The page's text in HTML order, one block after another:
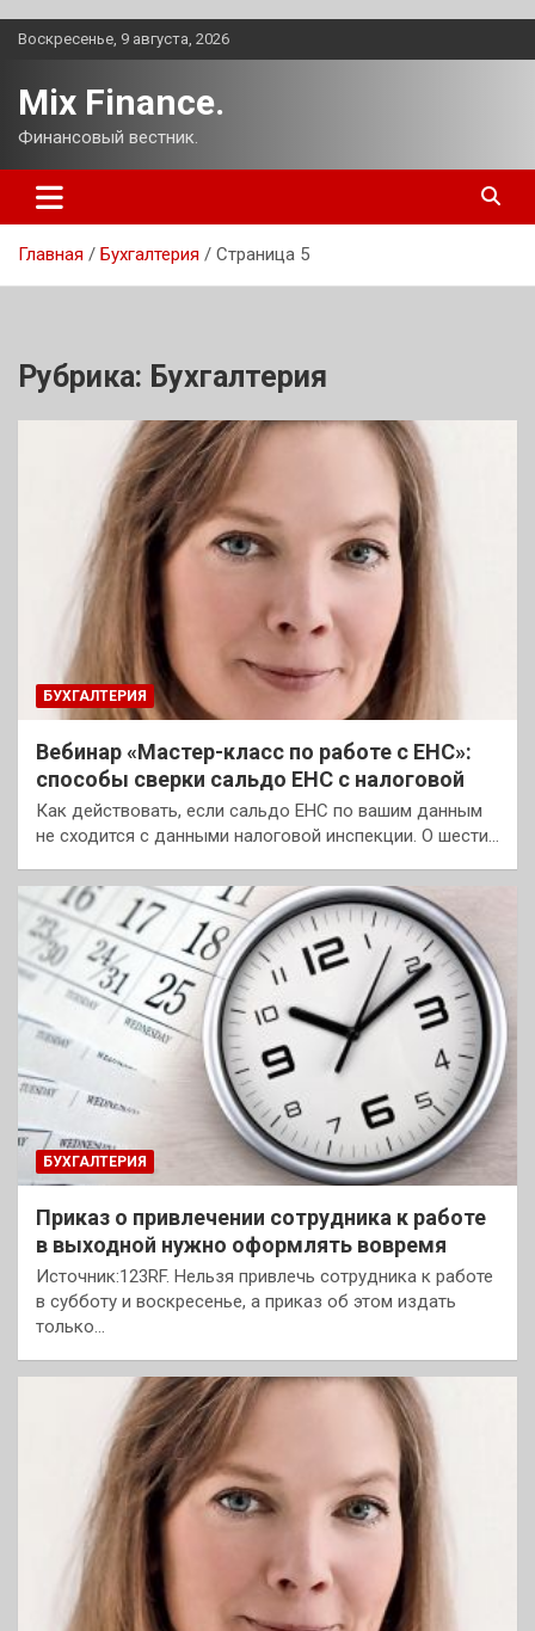
Перейти
Воскресенье, 9 августа, 2026
Mix Finance.
Финансовый вестник.
Главная Бухгалтерия Страница 5
Рубрика: Бухгалтерия
БУХГАЛТЕРИЯ
Вебинар «Мастер-класс по работе с ЕНС»:
способы сверки сальдо ЕНС с налоговой
Как действовать, если сальдо ЕНС по вашим данным
не сходится с данными налоговой инспекции. О шести…
БУХГАЛТЕРИЯ
Приказ о привлечении сотрудника к работе
в выходной нужно оформлять вовремя
Источник:123RF. Нельзя привлечь сотрудника к работе
в субботу и воскресенье, а приказ об этом издать
только…